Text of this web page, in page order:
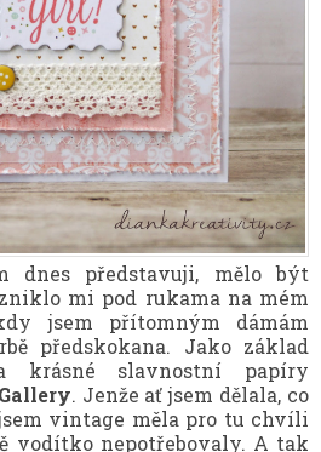
dnes představuji, mělo být
mi pod rukama na mém
jsem přítomným dámám
předskokana. Jako základ
krásné slavnostní papíry
. Jenže ať jsem dělala, co
vintage měla pro tu chvíli
vodítko nepotřebovaly. A tak